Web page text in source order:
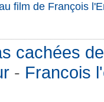
film de François
cachées
- Francois